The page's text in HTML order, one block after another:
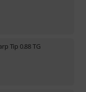
Tip 0.88 TG